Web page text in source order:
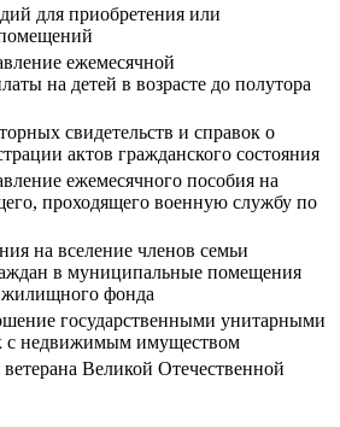
для приобретения или
ежемесячной
на детей в возрасте до полутора
свидетельств и справок о
актов гражданского состояния
ежемесячного пособия на
проходящего военную службу по
на вселение членов семьи
в муниципальные помещения
жилищного фонда
государственными унитарными
с недвижимым имуществом
Великой Отечественной